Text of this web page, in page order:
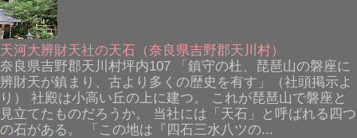
天河大辨財天社の天石（奈良県吉野郡天川村）
奈良県吉野郡天川村坪内107 「鎮守の杜、琵琶山の磐座に
辨財天が鎮まり、古より多くの歴史を有す」（社頭掲示よ
り） 社殿は小高い丘の上に建つ。 これが琵琶山で磐座と
見立てたものだろうか。 当社には「天石」と呼ばれる四つ
の石がある。 「この地は『四石三水八ツの...